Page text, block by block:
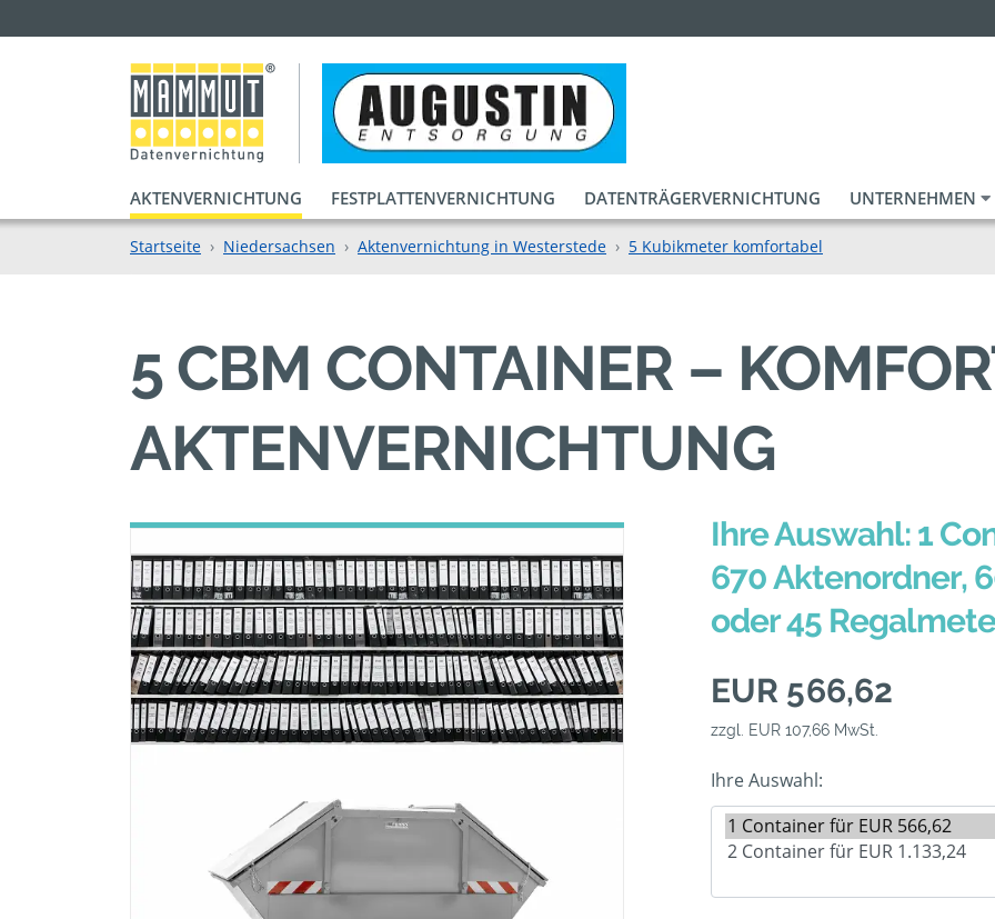
AKTENVERNICHTUNG FESTPLATTENVERNICHTUNG DATENTRÄGERVERNICHTUNG UNTERNEHMEN
Startseite Niedersachsen Aktenvernichtung in Westerstede 5 Kubikmeter komfortabel
5 CBM CONTAINER –
AKTENVERNICHTUNG
Ihre Auswahl: 1
670 Aktenordner,
oder 45
EUR 566,62
zzgl. EUR 107,66 MwSt.
Ihre Auswahl: